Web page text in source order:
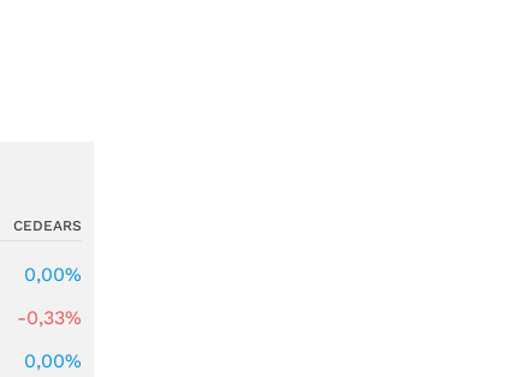
CEDEARS
0,00%
-0,33%
0,00%